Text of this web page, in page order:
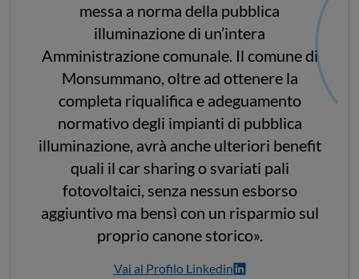
messa a norma della pubblica
illuminazione di un’intera
Amministrazione comunale. Il comune di
Monsummano, oltre ad ottenere la
completa riqualifica e adeguamento
normativo degli impianti di pubblica
illuminazione, avrà anche ulteriori benefit
quali il car sharing o svariati pali
fotovoltaici, senza nessun esborso
aggiuntivo ma bensì con un risparmio sul
proprio canone storico».
Vai al Profilo Linkedin